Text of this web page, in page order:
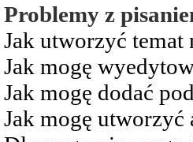
Problemy z
Jak utworzyć temat
Jak mogę
Jak mogę dodać
Jak mogę utworzyć